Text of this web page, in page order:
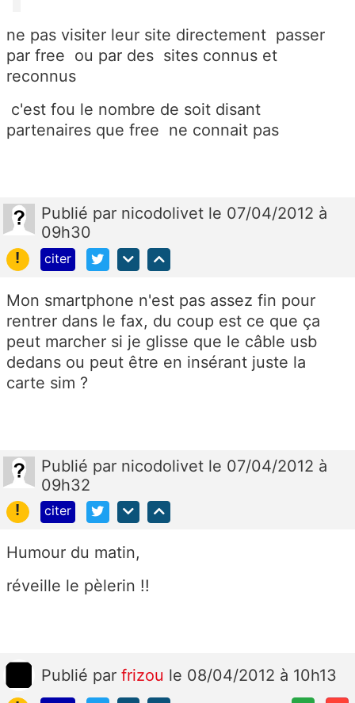
ne pas visiter leur site directement passer
par free ou par des sites connus et
reconnus
c'est fou le nombre de soit disant
partenaires que free ne connait pas
Publié par nicodolivet le 07/04/2012 à
09h30
!
citer
Mon smartphone n'est pas assez fin pour
rentrer dans le fax, du coup est ce que ça
peut marcher si je glisse que le câble usb
dedans ou peut être en insérant juste la
carte sim ?
Publié par nicodolivet le 07/04/2012 à
09h32
!
citer
Humour du matin,
réveille le pèlerin !!
Publié par frizou le 08/04/2012 à 10h13